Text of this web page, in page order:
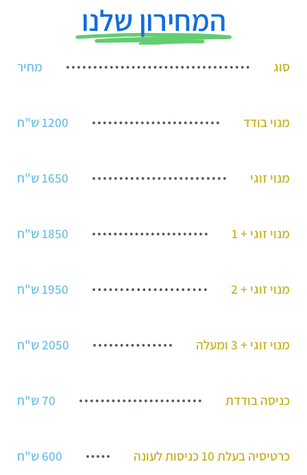
המחירון שלנו
סוג מחיר
מנוי בודד 1200 ש"ח
מנוי זוגי 1650 ש"ח
מנוי זוגי + 1 1850 ש"ח
מנוי זוגי + 2 1950 ש"ח
מנוי זוגי + 3 ומעלה 2050 ש"ח
כניסה בודדת 70 ש"ח
כרטיסיה בעלת 10 כניסות לעונה 600 ש"ח